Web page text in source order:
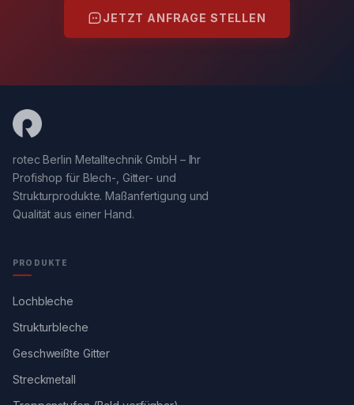
JETZT ANFRAGE STELLEN
rotec Berlin Metalltechnik GmbH – Ihr
Profishop für Blech-, Gitter- und
Strukturprodukte. Maßanfertigung und
Qualität aus einer Hand.
PRODUKTE
Lochbleche
Strukturbleche
Geschweißte Gitter
Streckmetall